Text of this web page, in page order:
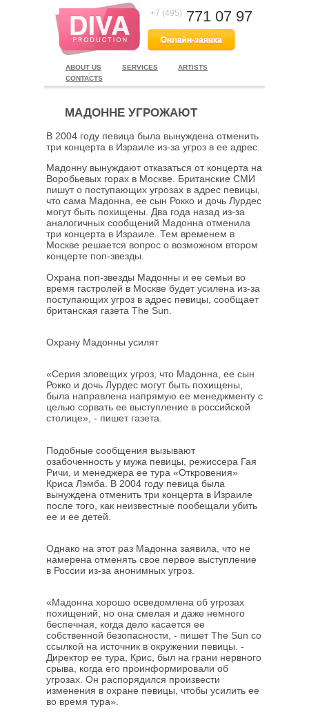
+7 (495) 771 07 97
ABOUT US SERVICES
ARTISTS
CONTACTS
МАДОННЕ УГРОЖАЮТ
В 2004 году певица была вынуждена отменить
три концерта в Израиле из-за угроз в ее адрес.
Мадонну вынуждают отказаться от концерта на
Воробьевых горах в Москве. Британские СМИ
пишут о поступающих угрозах в адрес певицы,
что сама Мадонна, ее сын Рокко и дочь Лурдес
могут быть похищены. Два года назад из-за
аналогичных сообщений Мадонна отменила
три концерта в Израиле. Тем временем в
Москве решается вопрос о возможном втором
концерте поп-звезды.
Охрана поп-звезды Мадонны и ее семьи во
время гастролей в Москве будет усилена из-за
поступающих угроз в адрес певицы, сообщает
британская газета The Sun.
Охрану Мадонны усилят
«Серия зловещих угроз, что Мадонна, ее сын
Рокко и дочь Лурдес могут быть похищены,
была направлена напрямую ее менеджменту с
целью сорвать ее выступление в российской
столице», - пишет газета.
Подобные сообщения вызывают
озабоченность у мужа певицы, режиссера Гая
Ричи, и менеджера ее тура «Откровения»
Криса Лэмба. В 2004 году певица была
вынуждена отменить три концерта в Израиле
после того, как неизвестные пообещали убить
ее и ее детей.
Однако на этот раз Мадонна заявила, что не
намерена отменять свое первое выступление
в России из-за анонимных угроз.
«Мадонна хорошо осведомлена об угрозах
похищений, но она смелая и даже немного
беспечная, когда дело касается ее
собственной безопасности, - пишет The Sun со
ссылкой на источник в окружении певицы. -
Директор ее тура, Крис, был на грани нервного
срыва, когда его проинформировали об
угрозах. Он распорядился произвести
изменения в охране певицы, чтобы усилить ее
во время тура».